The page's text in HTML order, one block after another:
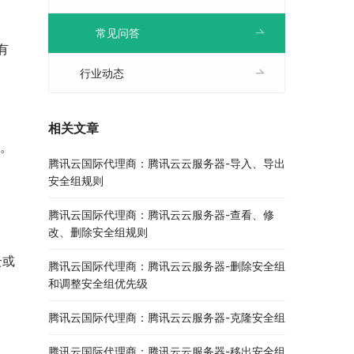
常见问答
行业动态
相关文章
腾讯云国际代理商：腾讯云云服务器-导入、导出
安全组规则
腾讯云国际代理商：腾讯云云服务器-查看、修
改、删除安全组规则
腾讯云国际代理商：腾讯云云服务器-删除安全组
和调整安全组优先级
腾讯云国际代理商：腾讯云云服务器-克隆安全组